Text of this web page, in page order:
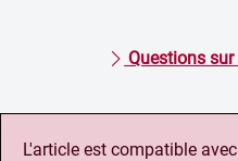
Questions
L'article est compatible